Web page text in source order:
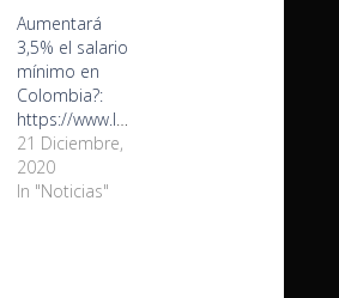
Aumentará
3,5% el salario
mínimo en
Colombia?:
https://www.larepubl...
21 Diciembre,
2020
In "Noticias"